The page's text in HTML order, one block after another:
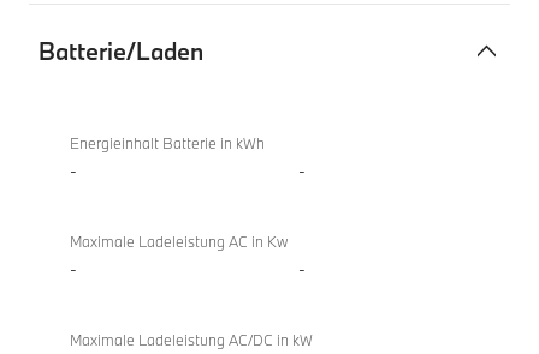
Batterie/Laden
xDrive20i
Energieinhalt Batterie in kWh
- -
Maximale Ladeleistung AC in Kw
- -
Maximale Ladeleistung AC/DC in kW